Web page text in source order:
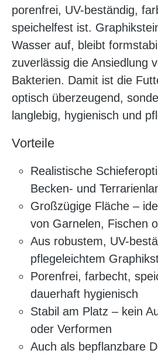
porenfrei, UV-beständig,
speichelfest ist.
Wasser auf, bleibt
zuverlässig die Ansiedlung
Bakterien. Damit ist die
optisch überzeugend,
langlebig, hygienisch und
Vorteile
Realistische
Becken- und
Großzügige Fläche –
von Garnelen, Fischen
Aus robustem, UV-
pflegeleichtem
Porenfrei, farbecht,
dauerhaft hygienisch
Stabil am Platz – kein
oder Verformen
Auch als bepflanzbare